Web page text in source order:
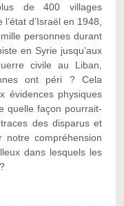
de 400 villages
d’Israël en 1948,
personnes durant
en Syrie jusqu’aux
civile au Liban,
ont péri ? Cela
évidences physiques
quelle façon pourrait-
des disparus et
notre compréhension
dans lesquels les